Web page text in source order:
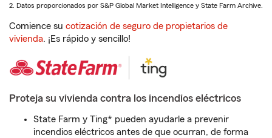
2. Datos proporcionados por S&P Global Market Intelligence y State Farm Archive.
Comience su cotización de seguro de propietarios de
vivienda. ¡Es rápido y sencillo!
Proteja su vivienda contra los incendios eléctricos
State Farm y Ting* pueden ayudarle a prevenir
incendios eléctricos antes de que ocurran, de forma